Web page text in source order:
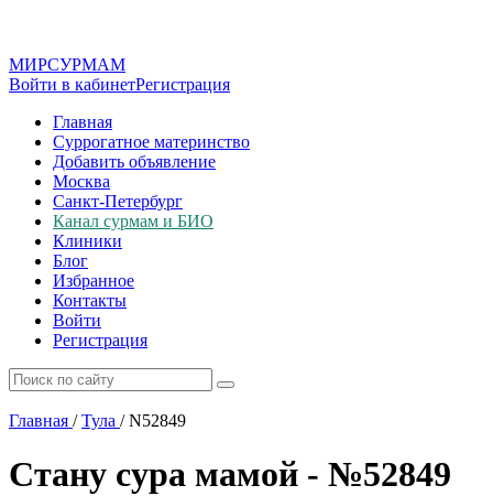
МИРСУРМАМ
Войти в кабинетРегистрация
Главная
Суррогатное материнство
Добавить объявление
Москва
Санкт-Петербург
Канал сурмам и БИО
Клиники
Блог
Избранное
Контакты
Войти
Регистрация
Главная / Тула /N52849
Стану сура мамой - №52849